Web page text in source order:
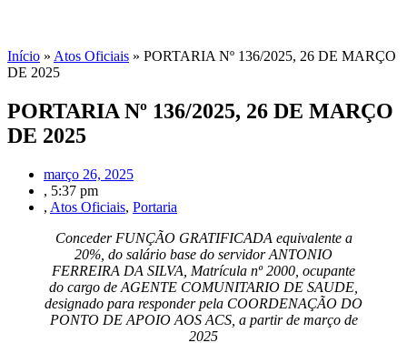
Início » Atos Oficiais » PORTARIA Nº 136/2025, 26 DE MARÇO
DE 2025
PORTARIA Nº 136/2025, 26 DE MARÇO
DE 2025
março 26, 2025
, 5:37 pm
, Atos Oficiais, Portaria
Conceder FUNÇÃO GRATIFICADA equivalente a
20%, do salário base do servidor ANTONIO
FERREIRA DA SILVA, Matrícula nº 2000, ocupante
do cargo de AGENTE COMUNITARIO DE SAUDE,
designado para responder pela COORDENAÇÃO DO
PONTO DE APOIO AOS ACS, a partir de março de
2025